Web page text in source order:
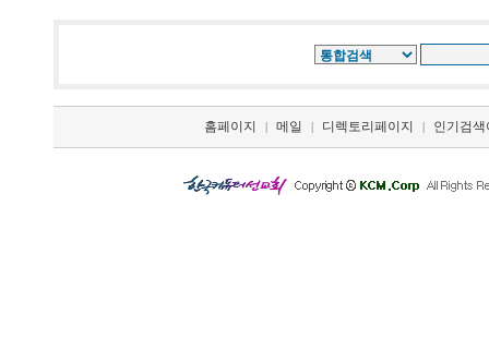
홈페이지 | 메일 | 디렉토리페이지 | 인기검색